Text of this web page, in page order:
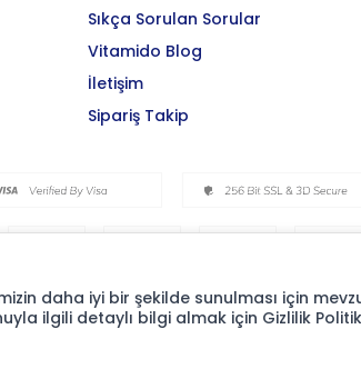
Sıkça Sorulan Sorular
Vitamido Blog
İletişim
Sipariş Takip
daha iyi bir şekilde sunulması için
ilgili detaylı bilgi almak için Gizlilik